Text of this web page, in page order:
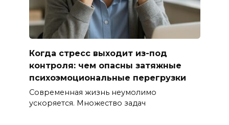
Когда стресс выходит из-под
контроля: чем опасны затяжные
психоэмоциональные перегрузки
Современная жизнь неумолимо
ускоряется. Множество задач